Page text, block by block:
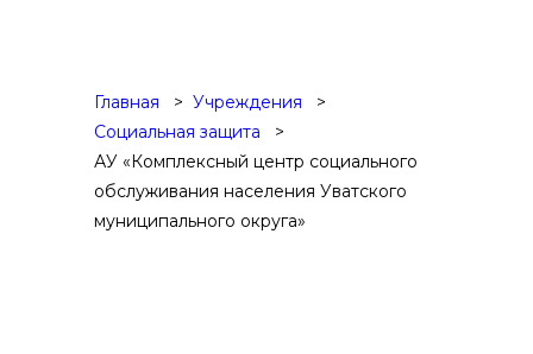
Главная
Учреждения
Социальная защита
АУ «Комплексный центр социального
обслуживания населения Уватского
муниципального округа»